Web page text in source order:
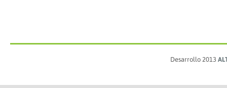
Desarrollo 2013